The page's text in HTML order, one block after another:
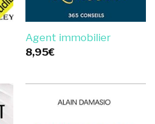
Agent immobilier
8,95€